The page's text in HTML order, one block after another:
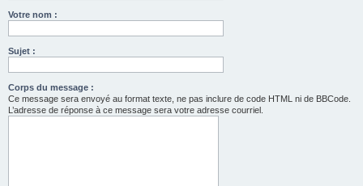
Votre nom :
Sujet :
Corps du message :
Ce message sera envoyé au format texte, ne pas inclure de code HTML ni de BBCode.
L’adresse de réponse à ce message sera votre adresse courriel.